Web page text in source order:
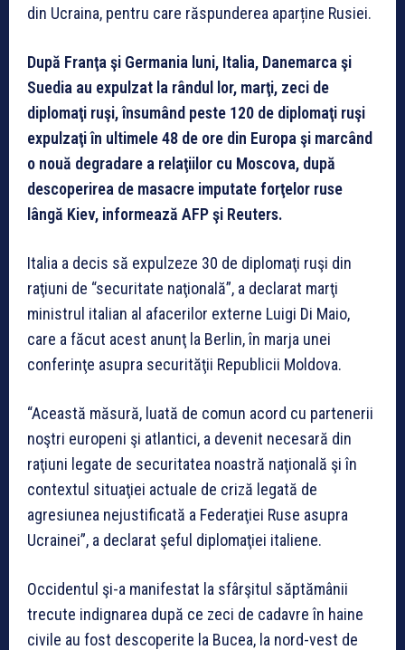
din Ucraina, pentru care răspunderea aparține Rusiei.
După Franţa şi Germania luni, Italia, Danemarca şi
Suedia au expulzat la rândul lor, marţi, zeci de
diplomaţi ruşi, însumând peste 120 de diplomaţi ruşi
expulzaţi în ultimele 48 de ore din Europa şi marcând
o nouă degradare a relaţiilor cu Moscova, după
descoperirea de masacre imputate forţelor ruse
lângă Kiev, informează AFP şi Reuters.
Italia a decis să expulzeze 30 de diplomaţi ruşi din
raţiuni de “securitate naţională”, a declarat marţi
ministrul italian al afacerilor externe Luigi Di Maio,
care a făcut acest anunţ la Berlin, în marja unei
conferinţe asupra securităţii Republicii Moldova.
“Această măsură, luată de comun acord cu partenerii
noştri europeni şi atlantici, a devenit necesară din
raţiuni legate de securitatea noastră naţională şi în
contextul situaţiei actuale de criză legată de
agresiunea nejustificată a Federaţiei Ruse asupra
Ucrainei”, a declarat şeful diplomaţiei italiene.
Occidentul şi-a manifestat la sfârşitul săptămânii
trecute indignarea după ce zeci de cadavre în haine
civile au fost descoperite la Bucea, la nord-vest de